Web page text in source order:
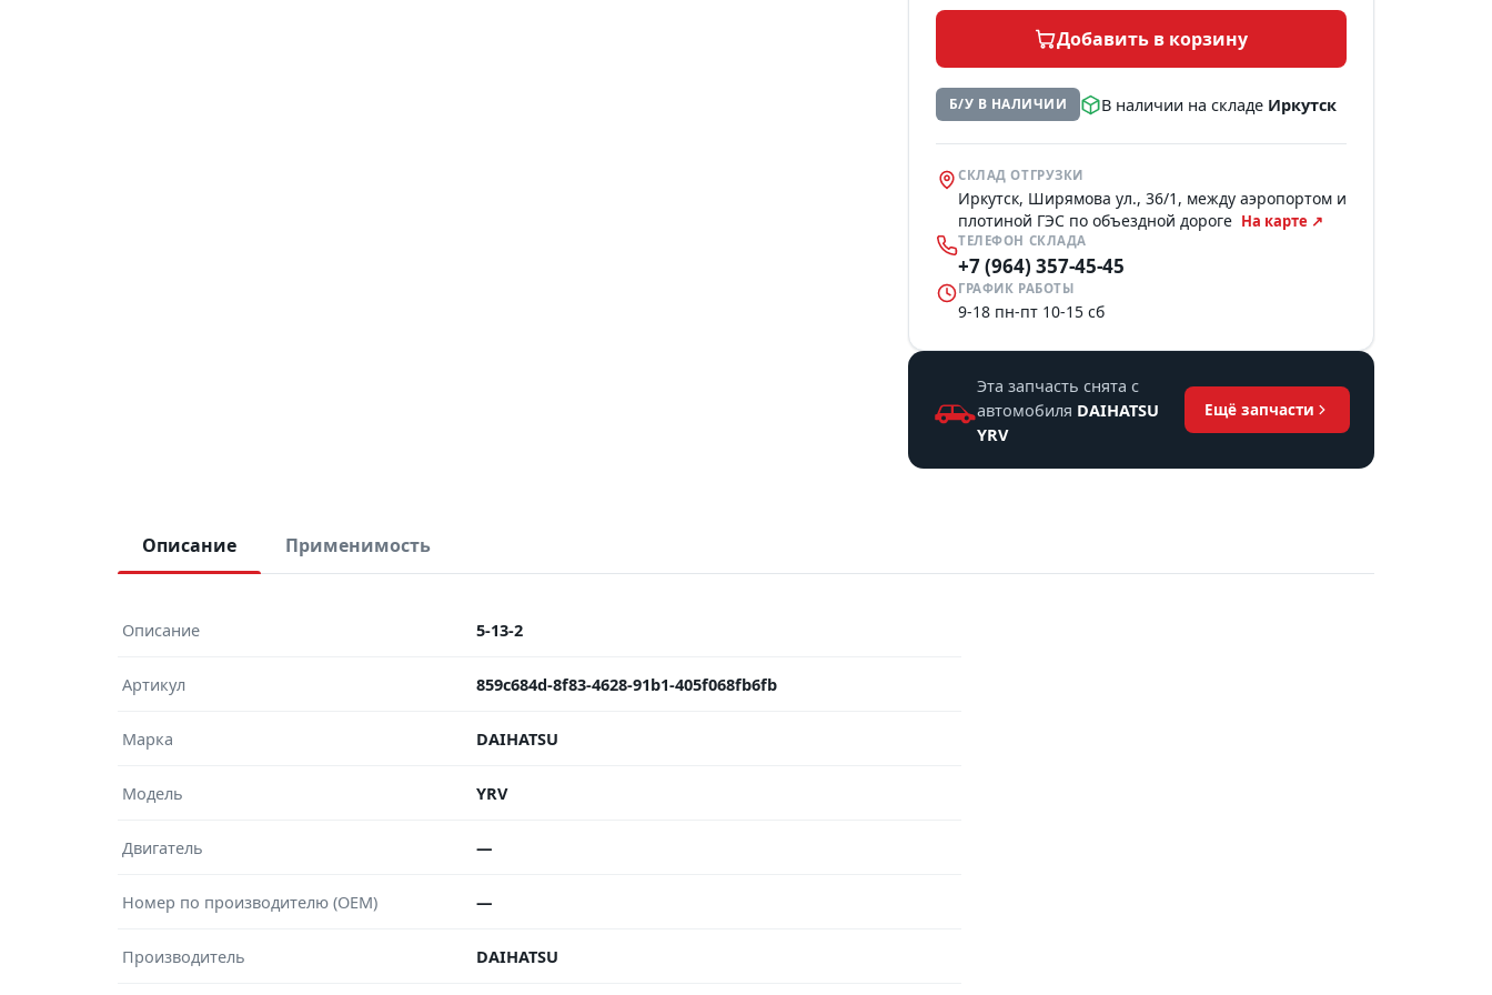
Добавить в корзину
Б/У В НАЛИЧИИ В наличии на складе Иркутск
СКЛАД ОТГРУЗКИ
Иркутск, Ширямова ул., 36/1, между аэропортом и
плотиной ГЭС по объездной дороге На карте ↗
ТЕЛЕФОН СКЛАДА
+7 (964) 357-45-45
ГРАФИК РАБОТЫ
9-18 пн-пт 10-15 сб
Эта запчасть снята с
автомобиля DAIHATSU
YRV
Ещё запчасти
Описание Применимость
Описание 5-13-2
Артикул 859c684d-8f83-4628-91b1-405f068fb6fb
Марка DAIHATSU
Модель YRV
Двигатель —
Номер по производителю (OEM) —
Производитель DAIHATSU